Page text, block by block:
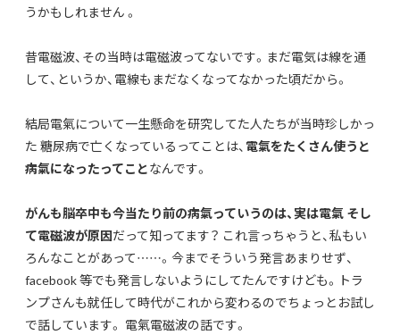
うかもしれません 。
昔電磁波、その当時は電磁波ってないです。まだ電気は線を通
して、というか、電線もまだなくなってなかった頃だから。
結局電氣について一生懸命を研究してた人たちが当時珍しかっ
た 糖尿病で亡くなっているってことは、 電氣をたくさん使うと
病氣になったってことなんです。
がんも脳卒中も今当たり前の病氣っていうのは、実は電氣 そし
て電磁波が原因だって知ってます？ これ言っちゃうと、私もい
ろんなことがあって……。今までそういう発言あまりせず、
facebook 等でも発言しないようにしてたんですけども。トラ
ンプさんも就任して時代がこれから変わるのでちょっとお試し
で話しています。 電氣電磁波の話です。